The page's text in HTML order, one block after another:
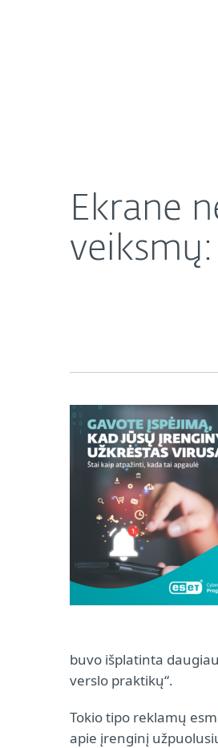
Ekrane
buvo išplatinta
verslo praktikų“.
Tokio tipo reklamų
apie įrenginį